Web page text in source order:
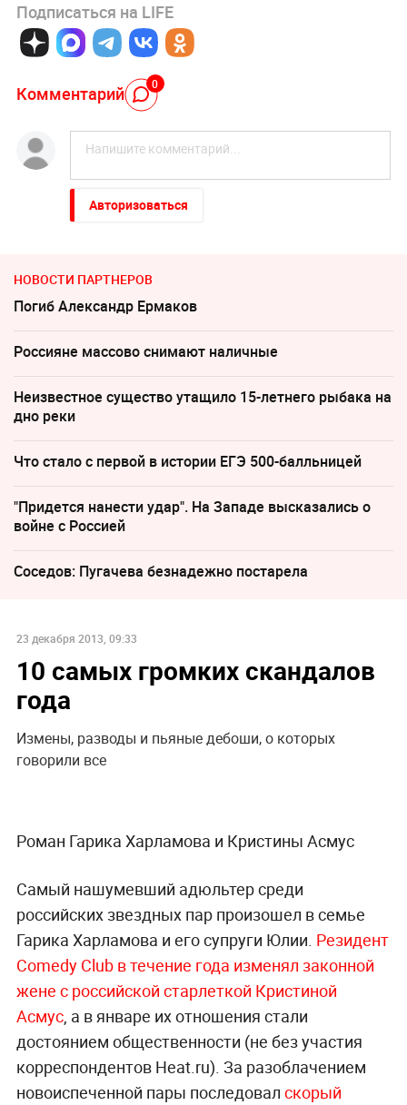
Подписаться на LIFE
Комментарий 0
Авторизоваться
НОВОСТИ ПАРТНЕРОВ
Погиб Александр Ермаков
Россияне массово снимают наличные
Неизвестное существо утащило 15-летнего рыбака на
дно реки
Что стало с первой в истории ЕГЭ 500-балльницей
"Придется нанести удар". На Западе высказались о
войне с Россией
Соседов: Пугачева безнадежно постарела
23 декабря 2013, 09:33
10 самых громких скандалов
года
Измены, разводы и пьяные дебоши, о которых
говорили все
Роман Гарика Харламова и Кристины Асмус
Самый нашумевший адюльтер среди
российских звездных пар произошел в семье
Гарика Харламова и его супруги Юлии. Резидент
Comedy Club в течение года изменял законной
жене с российской старлеткой Кристиной
Асмус, а в январе их отношения стали
достоянием общественности (не без участия
корреспондентов Heat.ru). За разоблачением
новоиспеченной пары последовал скорый